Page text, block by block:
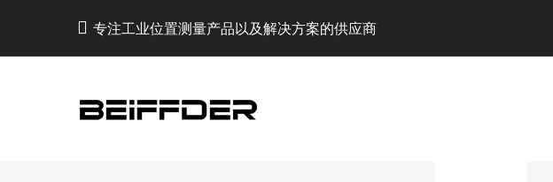
专注工业位置测量产品以及解决方案的供应商